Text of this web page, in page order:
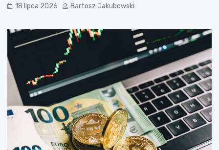
18 lipca 2026 Bartosz Jakubowski